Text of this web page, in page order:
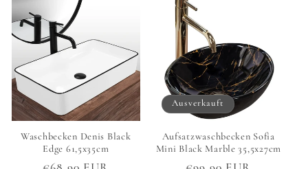
Waschbecken Denis Black
Edge 61,5x35cm
Ausverkauft
Aufsatzwaschbecken Sofia
Mini Black Marble 35,5x27cm